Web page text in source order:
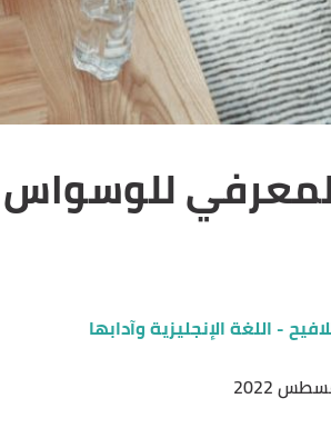
للوسواس
- اللغة الإنجليزية وآدابها